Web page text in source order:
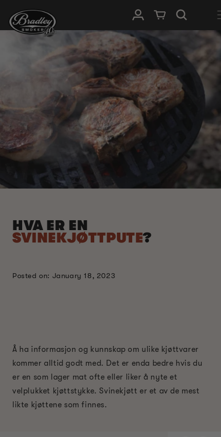
INNHOLDET
Logg InnHandlevogn
HVA ER EN
SVINEKJØTTPUTE?
Posted on: January 18, 2023
Å ha informasjon og kunnskap om ulike kjøttvarer
kommer alltid godt med. Det er enda bedre hvis du
er en som lager mat ofte eller liker å nyte et
velplukket kjøttstykke. Svinekjøtt er et av de mest
likte kjøttene som finnes.